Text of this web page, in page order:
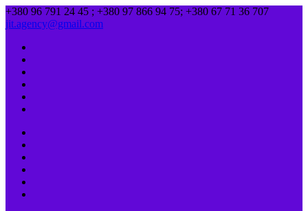
+380 96 791 24 45 ; +380 97 866 94 75; +380 67 71 36 707
jit.agency@gmail.com